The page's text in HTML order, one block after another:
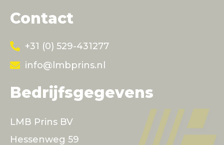
Contact
+31 (0) 529-431277
info@lmbprins.nl
Bedrijfsgegevens
LMB Prins BV
Hessenweg 59